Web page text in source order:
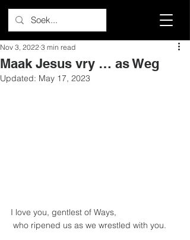
Maak Jesus vry … as Weg
Nov 3, 2022 3 min read
Updated: May 17, 2023
I love you, gentlest of Ways,
who ripened us as we wrestled with you.